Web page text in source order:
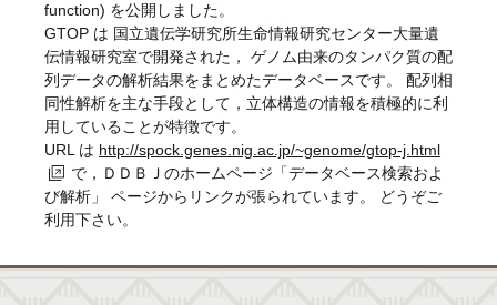
利用規約
問合せ
function) を公開しました。
GTOP は 国立遺伝学研究所生命情報研究センター大量遺
伝情報研究室で開発された， ゲノム由来のタンパク質の配
列データの解析結果をまとめたデータベースです。 配列相
同性解析を主な手段として，立体構造の情報を積極的に利
用していることが特徴です。
URL は http://spock.genes.nig.ac.jp/~genome/gtop-j.html
で，ＤＤＢＪのホームページ「データベース検索およ
び解析」 ページからリンクが張られています。 どうぞご
利用下さい。